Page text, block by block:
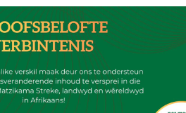
180 gr C. Room saam; 250 gr
vanilla geursel. Roer 1 pak, 500
1 k klapper by. Rol in balletjies
platter en bak vir 25 minute.
houer.